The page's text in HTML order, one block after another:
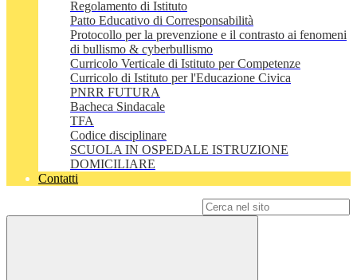
Regolamento di Istituto
Patto Educativo di Corresponsabilità
Protocollo per la prevenzione e il contrasto ai fenomeni
di bullismo & cyberbullismo
Curricolo Verticale di Istituto per Competenze
Curricolo di Istituto per l'Educazione Civica
PNRR FUTURA
Bacheca Sindacale
TFA
Codice disciplinare
SCUOLA IN OSPEDALE ISTRUZIONE
DOMICILIARE
Contatti